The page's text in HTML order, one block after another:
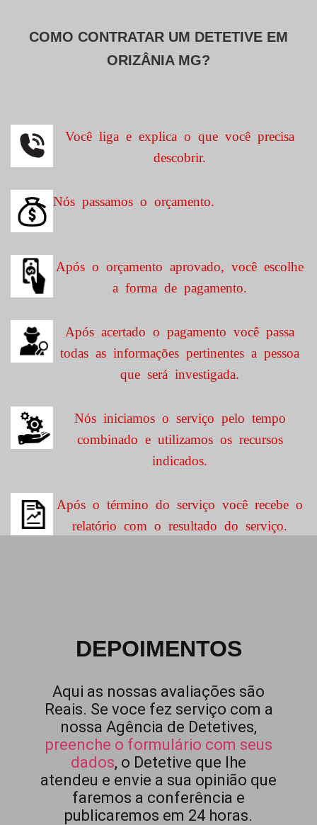
COMO CONTRATAR UM DETETIVE EM
ORIZÂNIA MG?
Você liga e explica o que você precisa
descobrir.
Nós passamos o orçamento.
Após o orçamento aprovado, você escolhe
a forma de pagamento.
Após acertado o pagamento você passa
todas as informações pertinentes a pessoa
que será investigada.
Nós iniciamos o serviço pelo tempo
combinado e utilizamos os recursos
indicados.
Após o término do serviço você recebe o
relatório com o resultado do serviço.
DEPOIMENTOS
Aqui as nossas avaliações são
Reais. Se voce fez serviço com a
nossa Agência de Detetives,
preenche o formulário com seus
dados, o Detetive que lhe
atendeu e envie a sua opinião que
faremos a conferência e
publicaremos em 24 horas.